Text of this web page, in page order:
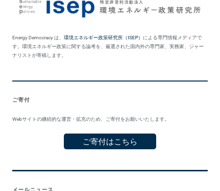
Energy Democracy は、 環境エネルギー政策研究所（ISEP） による専門情報メディアで
す。環境エネルギー政策に関する論考を、厳選された国内外の専門家、実務家、ジャー
ナリストが寄稿します。
ご寄付
Webサイトの継続的な運営・拡充のため、ご寄付をお願いいたします。
ご寄付はこちら
メールニュース